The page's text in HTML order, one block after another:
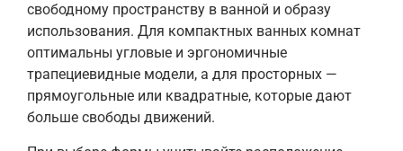
свободному пространству в ванной и образу
использования. Для компактных ванных комнат
оптимальны угловые и эргономичные
трапециевидные модели, а для просторных —
прямоугольные или квадратные, которые дают
больше свободы движений.